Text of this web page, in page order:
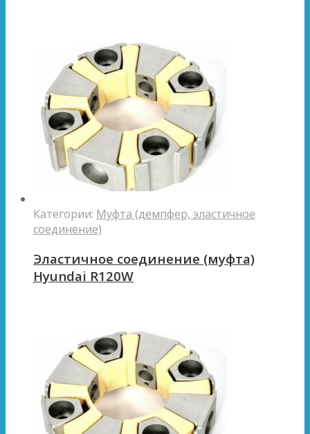
Категории: Муфта (демпфер, эластичное
соединение)
Эластичное соединение (муфта)
Hyundai R120W